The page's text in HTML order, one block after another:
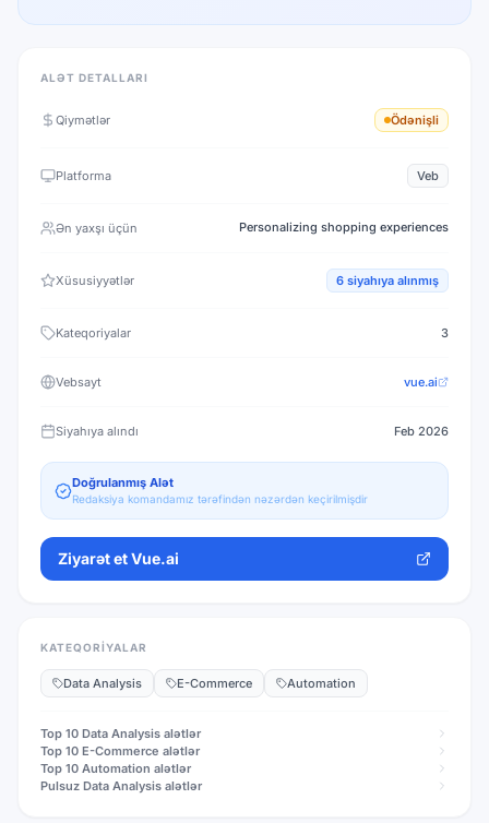
ALƏT DETALLARI
Qiymətlər Ödənişli
Platforma Veb
Ən yaxşı üçün Personalizing shopping experiences
Xüsusiyyətlər 6 siyahıya alınmış
Kateqoriyalar 3
Vebsayt vue.ai
Siyahıya alındı Feb 2026
Doğrulanmış Alət
Redaksiya komandamız tərəfindən nəzərdən keçirilmişdir
Ziyarət etVue.ai
KATEQORIYALAR
Data Analysis E-Commerce Automation
Top 10 Data Analysis alətlər
Top 10 E-Commerce alətlər
Top 10 Automation alətlər
Pulsuz Data Analysis alətlər